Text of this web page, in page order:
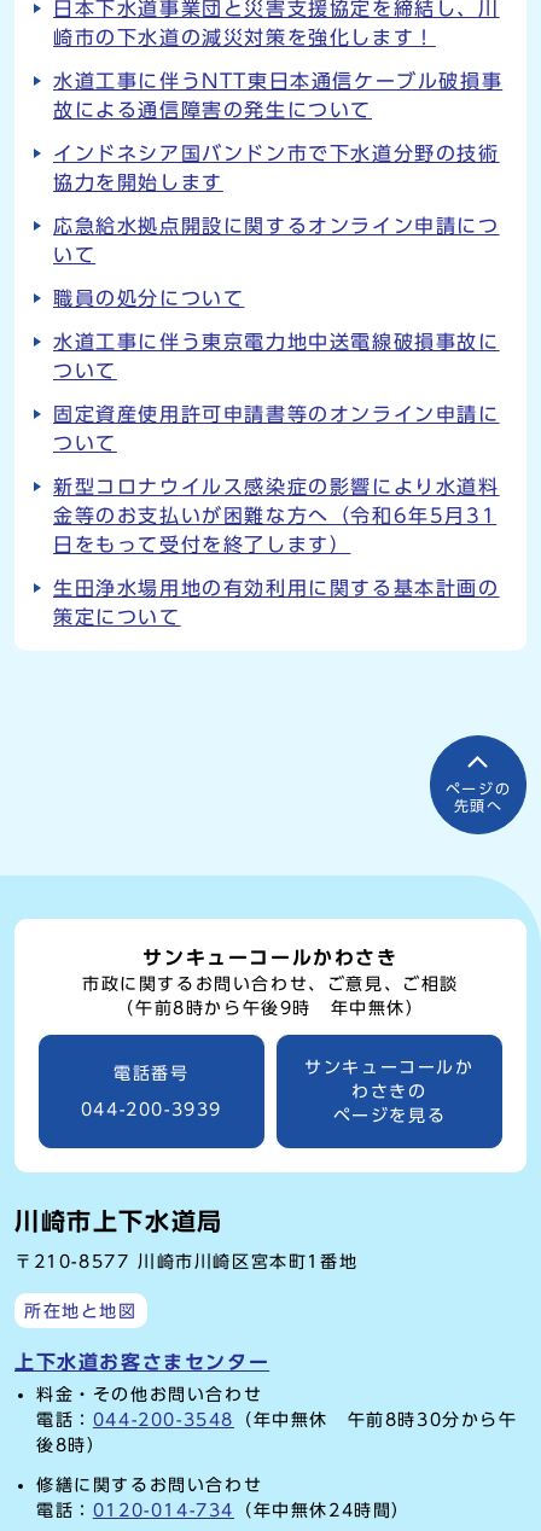
日本下水道事業団と災害支援協定を締結し、川
崎市の下水道の減災対策を強化します！
水道工事に伴うNTT東日本通信ケーブル破損事
故による通信障害の発生について
インドネシア国バンドン市で下水道分野の技術
協力を開始します
応急給水拠点開設に関するオンライン申請につ
いて
職員の処分について
水道工事に伴う東京電力地中送電線破損事故に
ついて
固定資産使用許可申請書等のオンライン申請に
ついて
新型コロナウイルス感染症の影響により水道料
金等のお支払いが困難な方へ（令和6年5月31
日をもって受付を終了します）
生田浄水場用地の有効利用に関する基本計画の
策定について
ページの
先頭へ
サンキューコールかわさき
市政に関するお問い合わせ、ご意見、ご相談
（午前8時から午後9時 年中無休）
電話番号
044-200-3939
サンキューコールか
わさきの
ページを見る
川崎市上下水道局
〒210-8577 川崎市川崎区宮本町1番地
所在地と地図
上下水道お客さまセンター
料金・その他お問い合わせ
電話： 044-200-3548
（年中無休 午前8時30分から午
後8時）
修繕に関するお問い合わせ
電話： 0120-014-734 （年中無休24時間）